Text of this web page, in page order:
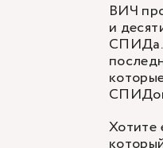
ВИЧ
и
СПИДа.
Хотите